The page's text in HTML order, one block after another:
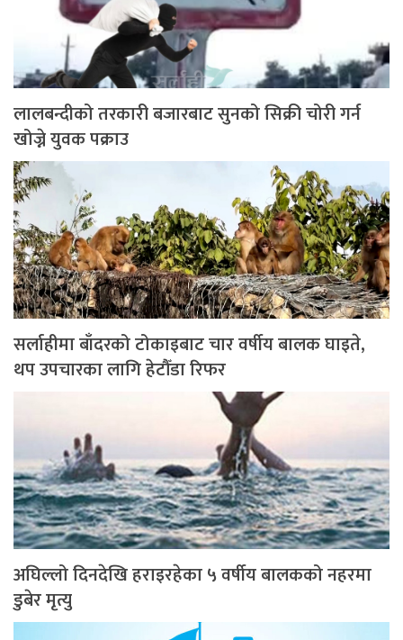
लालबन्दीको तरकारी बजारबाट सुनको सिक्री चोरी गर्न
खोज्ने युवक पक्राउ
सर्लाहीमा बाँदरको टोकाइबाट चार वर्षीय बालक घाइते,
थप उपचारका लागि हेटौँडा रिफर
अघिल्लो दिनदेखि हराइरहेका ५ वर्षीय बालकको नहरमा
डुबेर मृत्यु